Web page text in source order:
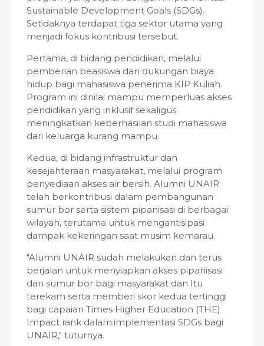
Sustainable Development Goals (SDGs).
Setidaknya terdapat tiga sektor utama yang
menjadi fokus kontribusi tersebut.
Pertama, di bidang pendidikan, melalui
pemberian beasiswa dan dukungan biaya
hidup bagi mahasiswa penerima KIP Kuliah.
Program ini dinilai mampu memperluas akses
pendidikan yang inklusif sekaligus
meningkatkan keberhasilan studi mahasiswa
dari keluarga kurang mampu.
Kedua, di bidang infrastruktur dan
kesejahteraan masyarakat, melalui program
penyediaan akses air bersih. Alumni UNAIR
telah berkontribusi dalam pembangunan
sumur bor serta sistem pipanisasi di berbagai
wilayah, terutama untuk mengantisipasi
dampak kekeringan saat musim kemarau.
"Alumni UNAIR sudah melakukan dan terus
berjalan untuk menyiapkan akses pipanisasi
dan sumur bor bagi masyarakat dan Itu
terekam serta memberi skor kedua tertinggi
bagi capaian Times Higher Education (THE)
Impact rank dalam.implementasi SDGs bagi
UNAIR," tuturnya.